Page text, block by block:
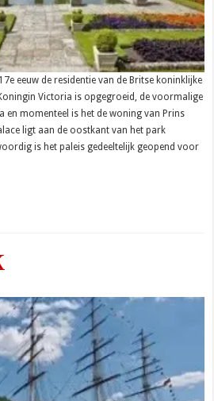
eeuw de residentie van de Britse koninklijke
Victoria is opgegroeid, de voormalige
en momenteel is het de woning van Prins
ligt aan de oostkant van het park
is het paleis gedeeltelijk geopend voor